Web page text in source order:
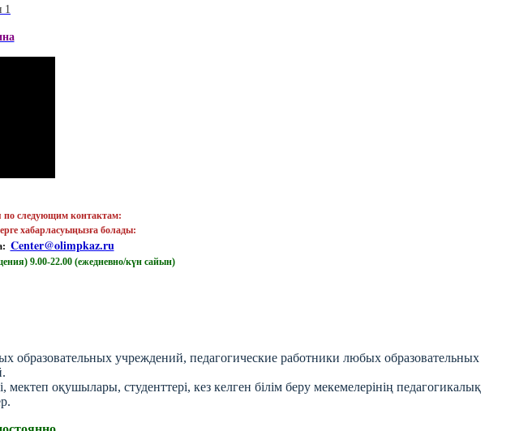
по следующим контактам:
хабарласуыңызға болады:
Center@olimpkaz.ru
9.00-22.00 (ежедневно/күн сайын)
образовательных учреждений, педагогические работники любых образовательных
оқушылары, студенттері, кез келген білім беру мекемелерінің педагогикалық